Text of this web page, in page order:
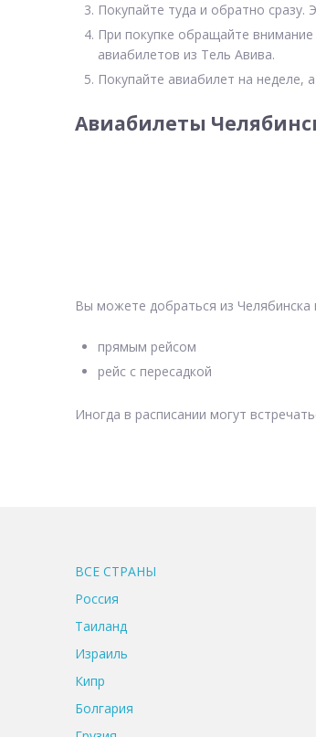
Покупайте туда и обратно
При покупке обращайте
авиабилетов из Тель Авива.
Покупайте авиабилет на неделе,
Авиабилеты
Вы можете добраться из
прямым рейсом
рейс с пересадкой
Иногда в расписании могут
ВСЕ CТРАНЫ
Россия
Таиланд
Израиль
Кипр
Болгария